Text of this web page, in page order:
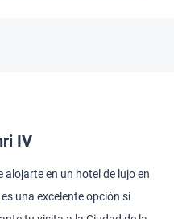
IV
alojarte en un hotel de lujo en
una excelente opción si